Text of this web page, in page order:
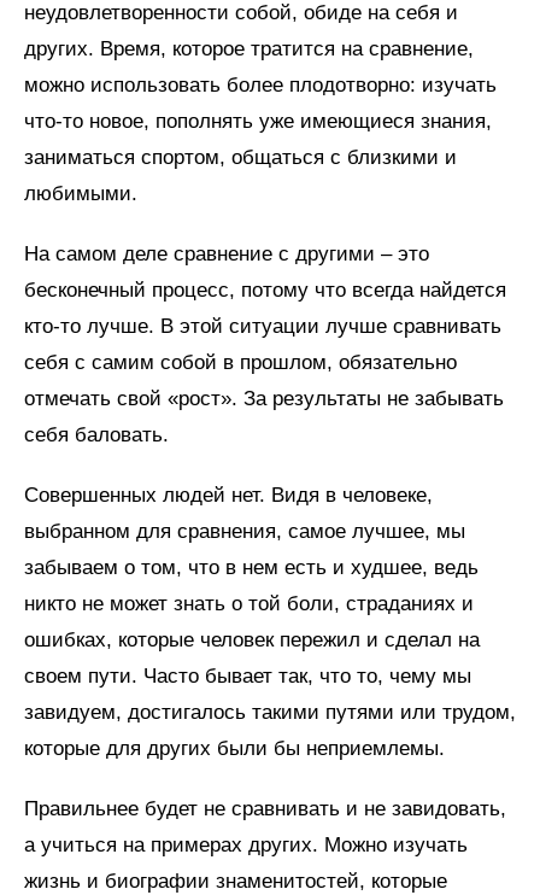
неудовлетворенности собой, обиде на себя и
других. Время, которое тратится на сравнение,
можно использовать более плодотворно: изучать
что-то новое, пополнять уже имеющиеся знания,
заниматься спортом, общаться с близкими и
любимыми.
На самом деле сравнение с другими – это
бесконечный процесс, потому что всегда найдется
кто-то лучше. В этой ситуации лучше сравнивать
себя с самим собой в прошлом, обязательно
отмечать свой «рост». За результаты не забывать
себя баловать.
Совершенных людей нет. Видя в человеке,
выбранном для сравнения, самое лучшее, мы
забываем о том, что в нем есть и худшее, ведь
никто не может знать о той боли, страданиях и
ошибках, которые человек пережил и сделал на
своем пути. Часто бывает так, что то, чему мы
завидуем, достигалось такими путями или трудом,
которые для других были бы неприемлемы.
Правильнее будет не сравнивать и не завидовать,
а учиться на примерах других. Можно изучать
жизнь и биографии знаменитостей, которые